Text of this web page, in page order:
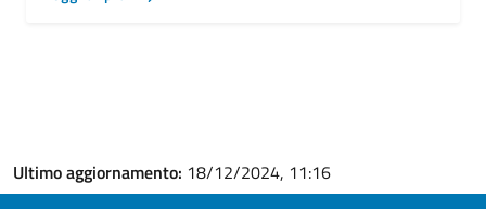
Ultimo aggiornamento: 18/12/2024, 11:16